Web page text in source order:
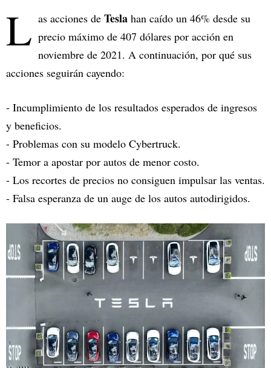
L as acciones de Tesla han caído un 46% desde su
precio máximo de 407 dólares por acción en
noviembre de 2021. A continuación, por qué sus
acciones seguirán cayendo:
- Incumplimiento de los resultados esperados de ingresos
y beneficios.
- Problemas con su modelo Cybertruck.
- Temor a apostar por autos de menor costo.
- Los recortes de precios no consiguen impulsar las ventas.
- Falsa esperanza de un auge de los autos autodirigidos.